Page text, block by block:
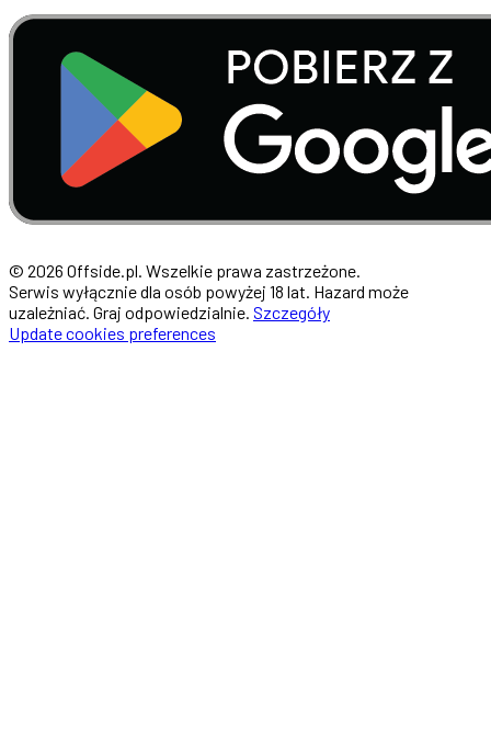
© 2026 Offside.pl. Wszelkie prawa zastrzeżone.
Serwis wyłącznie dla osób powyżej 18 lat. Hazard może
uzależniać. Graj odpowiedzialnie. Szczegóły
Update cookies preferences